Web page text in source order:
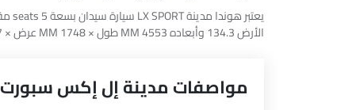
مواصفات مدينة إل إكس سبورت